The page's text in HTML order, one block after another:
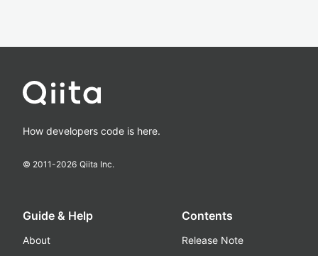
How developers code is here.
© 2011-2026 Qiita Inc.
Guide & Help
About
Contents
Release Note